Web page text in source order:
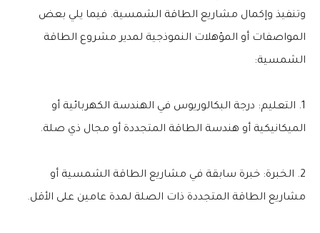
وتنفيذ وإكمال مشاريع الطاقة الشمسية. فيما يلي بعض
المواصفات أو المؤهلات النموذجية لمدير مشروع الطاقة
الشمسية:
1. التعليم: درجة البكالوريوس في الهندسة الكهربائية أو
الميكانيكية أو هندسة الطاقة المتجددة أو مجال ذي صلة.
2. الخبرة: خبرة سابقة في مشاريع الطاقة الشمسية أو
مشاريع الطاقة المتجددة ذات الصلة لمدة عامين على الأقل.